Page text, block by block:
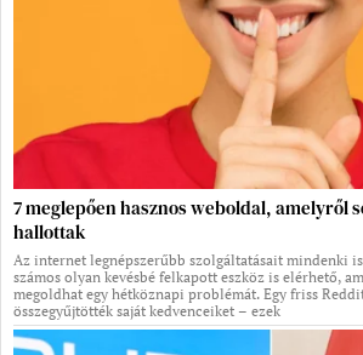
7 meglepően hasznos weboldal, amelyről
hallottak
Az internet legnépszerűbb szolgáltatásait mindenki
számos olyan kevésbé felkapott eszköz is elérhető,
megoldhat egy hétköznapi problémát. Egy friss
összegyűjtötték saját kedvenceiket – ezek